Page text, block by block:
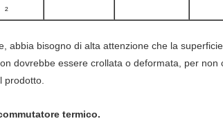
²
abbia bisogno di alta attenzione che la
dovrebbe essere crollata o deformata, per
prodotto.
termico.